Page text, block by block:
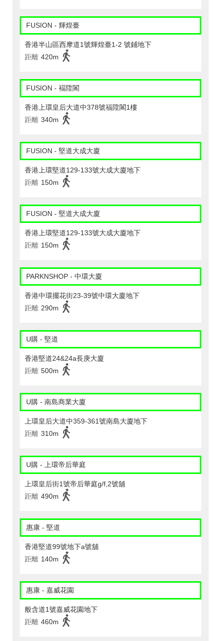
FUSION - 輝煌臺
香港半山區西摩道1號輝煌臺1-2 號鋪地下
距離 420m
FUSION - 褔陞閣
香港上環皇后大道中378號福陞閣1樓
距離 340m
FUSION - 堅道大成大廈
香港上環堅道129-133號大成大廈地下
距離 150m
FUSION - 堅道大成大廈
香港上環堅道129-133號大成大廈地下
距離 150m
PARKNSHOP - 中環大廈
香港中環擺花街23-39號中環大廈地下
距離 290m
U購 - 堅道
香港堅道24&24a長庚大廈
距離 500m
U購 - 南島商業大廈
上環皇后大道中359-361號南島大廈地下
距離 310m
U購 - 上環帝后華庭
上環皇后街1號帝后華庭g/f,2號舖
距離 490m
惠康 - 堅道
香港堅道99號地下a號舖
距離 140m
惠康 - 嘉威花園
般含道1號嘉威花園地下
距離 460m